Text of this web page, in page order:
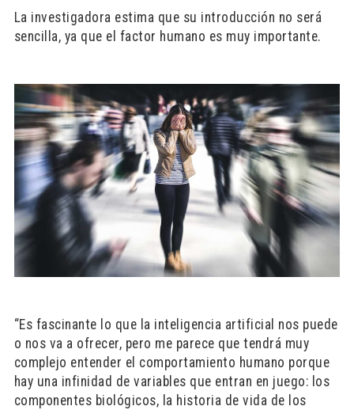
La investigadora estima que su introducción no será
sencilla, ya que el factor humano es muy importante.
“Es fascinante lo que la inteligencia artificial nos puede
o nos va a ofrecer, pero me parece que tendrá muy
complejo entender el comportamiento humano porque
hay una infinidad de variables que entran en juego: los
componentes biológicos, la historia de vida de los